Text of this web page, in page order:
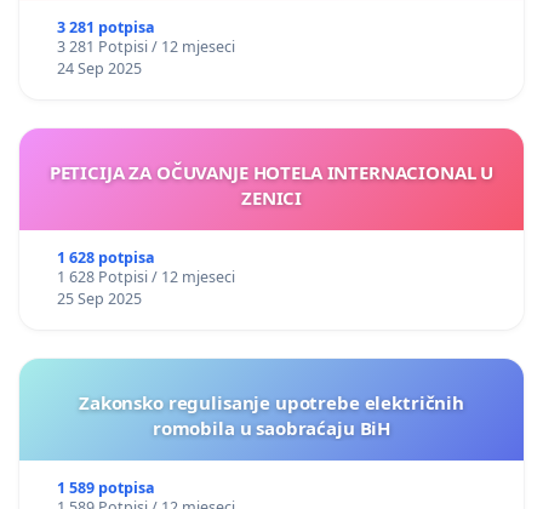
3 281 potpisa
3 281 Potpisi / 12 mjeseci
24 Sep 2025
PETICIJA ZA OČUVANJE HOTELA INTERNACIONAL U
ZENICI
1 628 potpisa
1 628 Potpisi / 12 mjeseci
25 Sep 2025
Zakonsko regulisanje upotrebe električnih
romobila u saobraćaju BiH
1 589 potpisa